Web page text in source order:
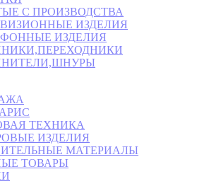
С ПРОИЗВОДСТВА
ИЗДЕЛИЯ
ИЗДЕЛИЯ
ТЕХНИКА
ИЗДЕЛИЯ
МАТЕРИАЛЫ
ТОВАРЫ